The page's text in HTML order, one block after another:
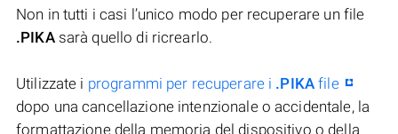
Non in tutti i casi l’unico modo per recuperare un file
.PIKAsarà quello di ricrearlo.
Utilizzate i programmi per recuperare i .PIKA file
dopo una cancellazione intenzionale o accidentale, la
formattazione della memoria del dispositivo o della